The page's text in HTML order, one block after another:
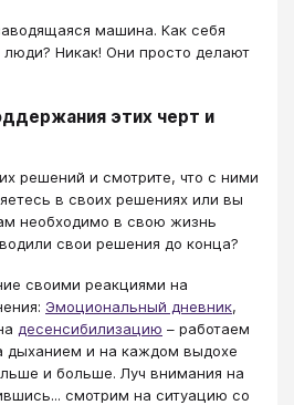
машина. Как себя
Никак! Они просто делают
этих черт и
решений и смотрите, что с ними
в своих решениях или вы
необходимо в свою жизнь
свои решения до конца?
своими реакциями на
Эмоциональный дневник,
десенсибилизацию – работаем
дыханием и на каждом выдохе
и больше. Луч внимания на
смотрим на ситуацию со